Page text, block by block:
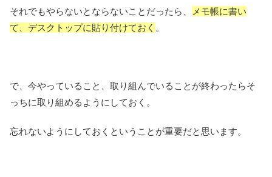
それでもやらないとならないことだったら、
メモ帳に書い
て、デスクトップに貼り付けておく 。
で、今やっていること、取り組んでいることが終わったらそ
っちに取り組めるようにしておく。
忘れないようにしておくということが重要だと思います。